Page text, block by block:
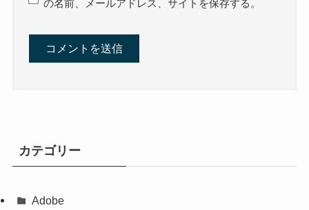
の名前、メールアドレス、サイトを保存する。
カテゴリー
Adobe